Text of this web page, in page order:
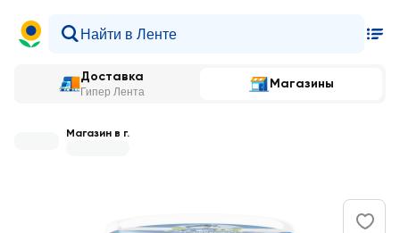
Доставка
Гипер Лента
Магазины
Магазин в г.